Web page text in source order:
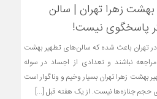
زهرا تهران | سالن
پاسخگوی نیست!
در تهران باعث شده که سالن‌های تطهیر بهشت
نباشند و تعدادی از اجساد در سوله
بهشت زهرا تهران بسیار وخیم و وناگوار است
حجم جنازه‌ها نیست. از یک هفته قبل [...]